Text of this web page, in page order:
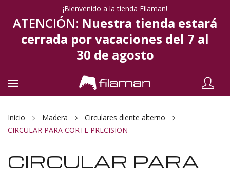
¡Bienvenido a la tienda Filaman!
ATENCIÓN: Nuestra tienda estará
cerrada por vacaciones del 7 al
30 de agosto
Inicio Madera
Circulares diente alterno
CIRCULAR PARA CORTE PRECISION
CIRCULAR PARA